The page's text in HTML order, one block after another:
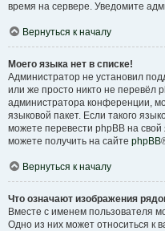
время на сервере. Уведомите
Вернуться к началу
Моего языка нет в списке!
Администратор не установил
или же просто никто не перевёл
администратора конференции,
языковой пакет. Если такого
можете перевести phpBB на
можете получить на сайте phpBB
Вернуться к началу
Что означают изображения
Вместе с именем пользователя
Одно из них может относиться к